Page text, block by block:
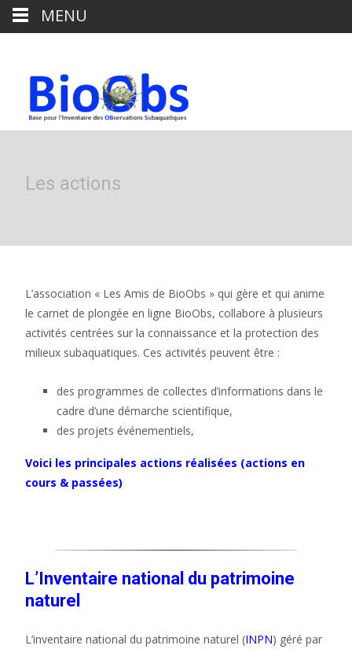
Les actions
L’association « Les Amis de BioObs » qui gère et qui anime
le carnet de plongée en ligne BioObs, collabore à plusieurs
activités centrées sur la connaissance et la protection des
milieux subaquatiques. Ces activités peuvent être :
des programmes de collectes d’informations dans le
cadre d’une démarche scientifique,
des projets événementiels,
Voici les principales actions réalisées (actions en
cours & passées)
L’Inventaire national du patrimoine
naturel
L’inventaire national du patrimoine naturel (INPN) géré par
MENU